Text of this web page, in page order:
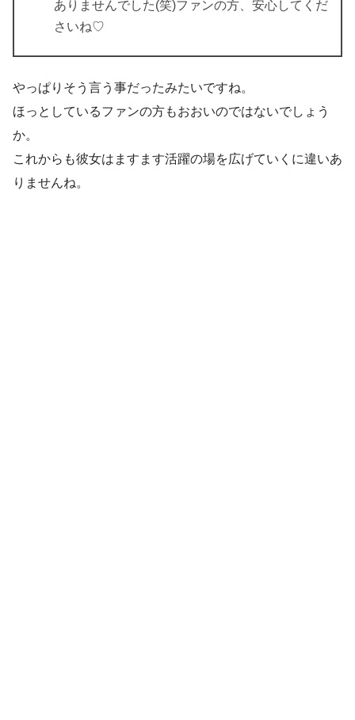
ありませんでした(笑)ファンの方、安心してくだ
さいね♡
やっぱりそう言う事だったみたいですね。
ほっとしているファンの方もおおいのではないでしょう
か。
これからも彼女はますます活躍の場を広げていくに違いあ
りませんね。